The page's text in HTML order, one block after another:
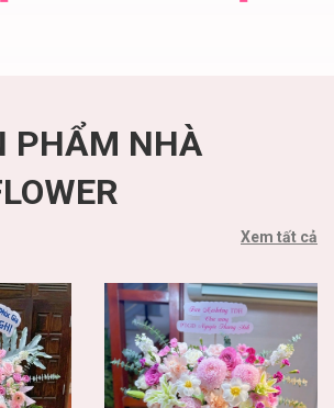
PHẨM NHÀ
Xem tất cả